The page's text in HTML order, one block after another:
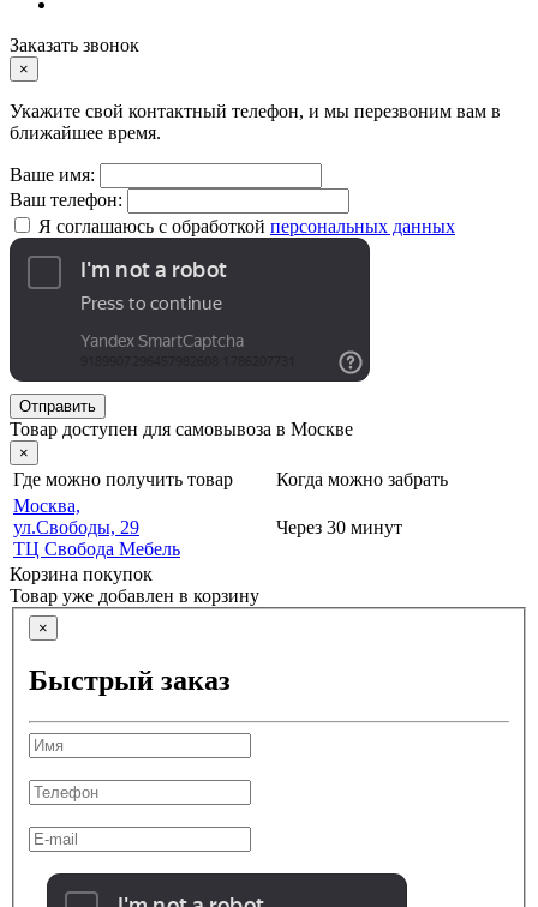
Заказать звонок
×
Укажите свой контактный телефон, и мы перезвоним вам в
ближайшее время.
Ваше имя:
Ваш телефон:
Я соглашаюсь с обработкой персональных данных
Отправить
Товар доступен для самовывоза в Москве
×
Где можно получить товар
Когда можно забрать
Москва,
ул.Свободы, 29
ТЦ Свобода Мебель
Через 30 минут
Корзина покупок
Товар уже добавлен в корзину
×
Быстрый заказ